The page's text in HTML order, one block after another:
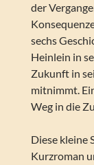
der
sechs
Heinlein in
Zukunft in
mitnimmt.
Weg in die
Diese kleine
Kurzroman